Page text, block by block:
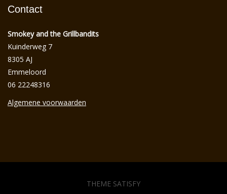
Contact
Smokey and the Grillbandits
Kuinderweg 7
8305 AJ
Emmeloord
06 22248316
Algemene voorwaarden
THEME SATISFY